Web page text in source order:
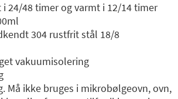
24/48 timer og varmt i 12/14 timer
304 rustfrit stål 18/8
vakuumisolering
Må ikke bruges i mikrobølgeovn, ovn,